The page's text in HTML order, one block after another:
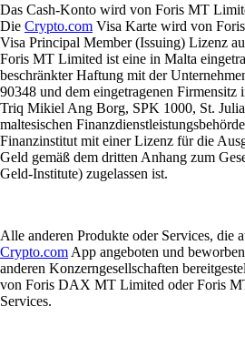
Das Cash-Konto wird von Foris MT
Die Crypto.com Visa Karte wird von
Visa Principal Member (Issuing) Lizenz
Foris MT Limited ist eine in Malta
beschränkter Haftung mit der
90348 und dem eingetragenen Firmensitz
Triq Mikiel Ang Borg, SPK 1000, St.
maltesischen
Finanzinstitut mit einer Lizenz für die
Geld gemäß dem dritten Anhang zum
Geld-Institute) zugelassen ist.
Alle anderen Produkte oder Services, die
Crypto.com App angeboten und
anderen Konzerngesellschaften
von Foris DAX MT Limited oder Foris
Services.